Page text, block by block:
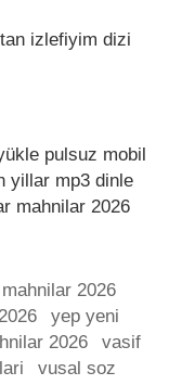
izlefiyim dizi
pulsuz mobil
yillar mp3 dinle
mahnilar 2026
2026
yep yeni
2026
vasif
vusal soz